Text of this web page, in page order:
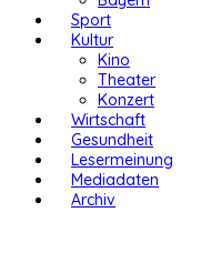
Sport
Kultur
Kino
Theater
Konzert
Wirtschaft
Gesundheit
Lesermeinung
Mediadaten
Archiv